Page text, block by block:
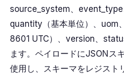
source_system、event_type
quantity（基本単位）、uom
8601 UTC）、version、
ます。ペイロードにJSONス
使用し、スキーマをレジスト